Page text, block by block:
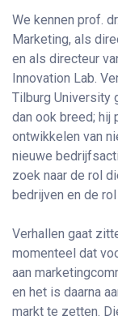
We kennen prof.
Marketing, als
en als directeur
Innovation Lab.
Tilburg University
dan ook breed; hij
ontwikkelen van
nieuwe
zoek naar de rol
bedrijven en de
Verhallen gaat
momenteel dat
aan
en het is daarna
markt te zetten.